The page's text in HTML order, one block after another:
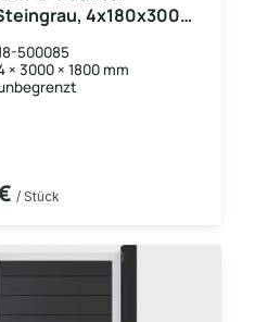
4x180x300
500085
× 3000 × 1800 mm
/ Stück